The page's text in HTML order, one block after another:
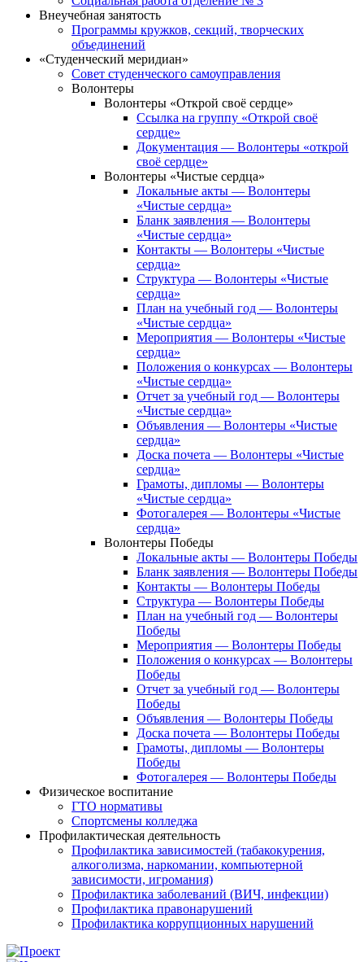
Внеучебная занятость
Программы кружков, секций, творческих
объединений
«Студенческий меридиан»
Совет студенческого самоуправления
Волонтеры
Волонтеры «Открой своё сердце»
Ссылка на группу «Открой своё
сердце»
Документация — Волонтеры «открой
своё сердце»
Волонтеры «Чистые сердца»
Локальные акты — Волонтеры
«Чистые сердца»
Бланк заявления — Волонтеры
«Чистые сердца»
Контакты — Волонтеры «Чистые
сердца»
Структура — Волонтеры «Чистые
сердца»
План на учебный год — Волонтеры
«Чистые сердца»
Мероприятия — Волонтеры «Чистые
сердца»
Положения о конкурсах — Волонтеры
«Чистые сердца»
Отчет за учебный год — Волонтеры
«Чистые сердца»
Объявления — Волонтеры «Чистые
сердца»
Доска почета — Волонтеры «Чистые
сердца»
Грамоты, дипломы — Волонтеры
«Чистые сердца»
Фотогалерея — Волонтеры «Чистые
сердца»
Волонтеры Победы
Локальные акты — Волонтеры Победы
Бланк заявления — Волонтеры Победы
Контакты — Волонтеры Победы
Структура — Волонтеры Победы
План на учебный год — Волонтеры
Победы
Мероприятия — Волонтеры Победы
Положения о конкурсах — Волонтеры
Победы
Отчет за учебный год — Волонтеры
Победы
Объявления — Волонтеры Победы
Доска почета — Волонтеры Победы
Грамоты, дипломы — Волонтеры
Победы
Фотогалерея — Волонтеры Победы
Физическое воспитание
ГТО нормативы
Спортсмены колледжа
Профилактическая деятельность
Профилактика зависимостей (табакокурения,
алкоголизма, наркомании, компьютерной
зависимости, игромания)
Профилактика заболеваний (ВИЧ, инфекции)
Профилактика правонарушений
Профилактика коррупционных нарушений